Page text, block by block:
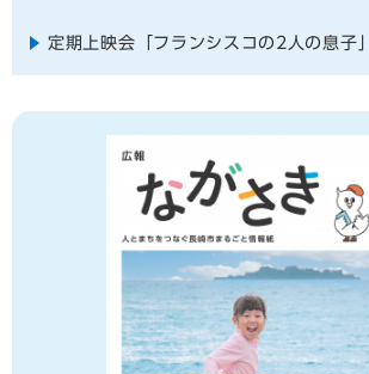
定期上映会「フランシスコの2人の息子」